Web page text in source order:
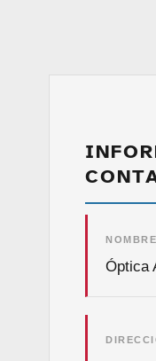
NOMBRE
Óptica